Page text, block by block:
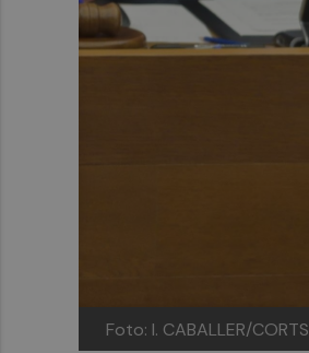
Foto: I. CABALLER/CORTS